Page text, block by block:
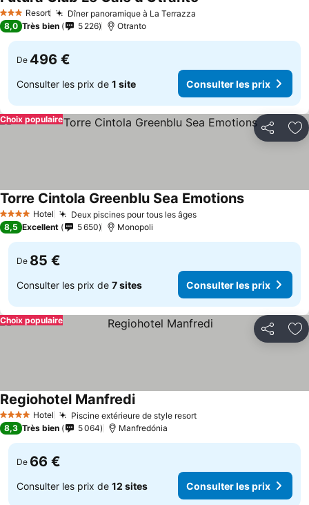
3 ÉtoilesResort Dîner panoramique à La Terrazza
8,0 Très bien 5 226 Otranto
De 496 €
Consulter les prix de 1 site Consulter les prix
Partager
Choix populaire
4 Étoiles Hotel Deux piscines pour tous les âges
Torre Cintola Greenblu Sea Emotions
8,5 Excellent 5 650 Monopoli
De 85 €
Consulter les prix de 7 sites Consulter les prix
Partager
Choix populaire
4 Étoiles Hotel Piscine extérieure de style resort
Regiohotel Manfredi
8,3 Très bien 5 064 Manfredónia
De 66 €
Consulter les prix de 12 sites Consulter les prix